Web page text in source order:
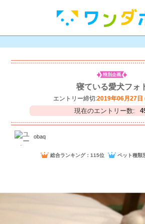
特別企画
寝ている愛犬フォ
エントリー締切:2019年06月27日
現在のエントリー数:
obaq
総合ランキング：115位 ペット種類